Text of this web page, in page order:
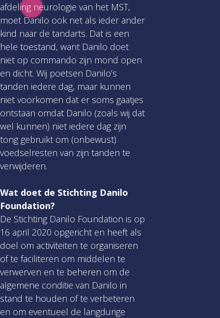
afdeling neurologie van het MST,
moet Danilo ook net als ieder ander
kind naar de tandarts. Dat is een
hele toestand, want Danilo doet
niet op commando zijn mond open
en dicht. Wij poetsen Danilo’s
tanden iedere dag, maar kunnen
niet voorkomen dat er soms gaatjes
ontstaan omdat Danilo (zoals wij dat
wel kunnen) niet iedere dag zijn
tong gebruikt om (onbewust)
voedselresten van zijn tanden te
verwijderen.
Wat doet de Stichting Danilo
Foundation?
De Stichting Danilo Foundation is op
16 april 2020 opgericht en heeft als
doel om activiteiten te organiseren
of te faciliteren om middelen te
verwerven en te beheren om de
algemene conditie van Danilo in
stand te houden of te verbeteren
en om eventueel de langdurige